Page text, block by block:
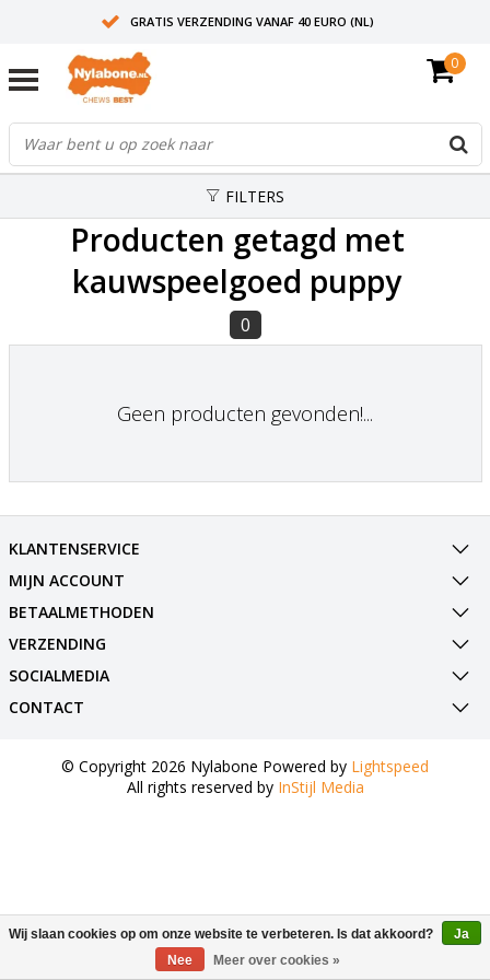
GRATIS VERZENDING VANAF 40 EURO (NL)
0
FILTERS
Producten getagd met
kauwspeelgoed puppy
0
Geen producten gevonden!...
KLANTENSERVICE
MIJN ACCOUNT
BETAALMETHODEN
VERZENDING
SOCIALMEDIA
CONTACT
© Copyright 2026 Nylabone Powered by Lightspeed
All rights reserved by InStijl Media
Wij slaan cookies op om onze website te verbeteren. Is dat akkoord?
Ja
Nee
Meer over cookies »